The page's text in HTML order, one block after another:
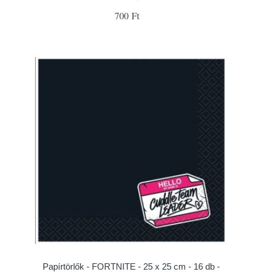
700 Ft
Papírtörlők - FORTNITE - 25 x 25 cm - 16 db -